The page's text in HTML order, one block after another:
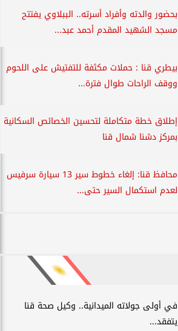
بحضور والدته وأفراد أسرته.. الببلاوي يفتتح
مسجد الشهيد المقدم أحمد عبد...
بيطري قنا : حملات مكثفة للتفتيش على اللحوم
ووقف الراحات طوال فترة...
إطلاق خطة متكاملة لتحسين الخصائص السكانية
بمركز دشنا شمال قنا
محافظ قنا: إلغاء خطوط سير 13 سيارة سرفيس
لعدم استكمال السير حتى...
في أولى جولاته الميدانية.. وكيل صحة قنا
يتفقد...